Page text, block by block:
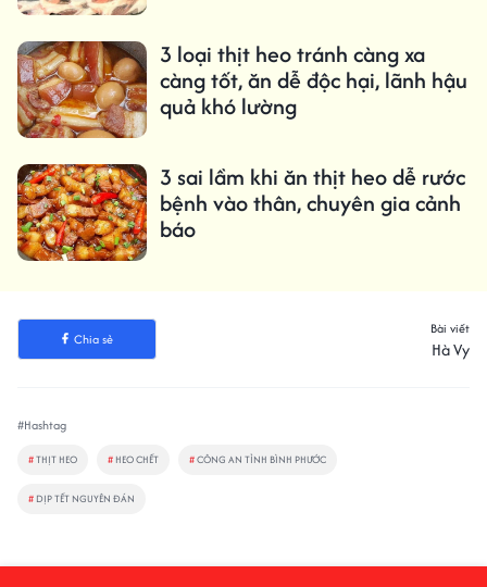
3 loại thịt heo tránh càng xa
càng tốt, ăn dễ độc hại, lãnh hậu
quả khó lường
3 sai lầm khi ăn thịt heo dễ rước
bệnh vào thân, chuyên gia cảnh
báo
Chia sẻ
Bài viết
Hà Vy
#Hashtag
#THỊT HEO # HEO CHẾT #CÔNG AN TỈNH BÌNH PHƯỚC
# DỊP TẾT NGUYÊN ĐÁN